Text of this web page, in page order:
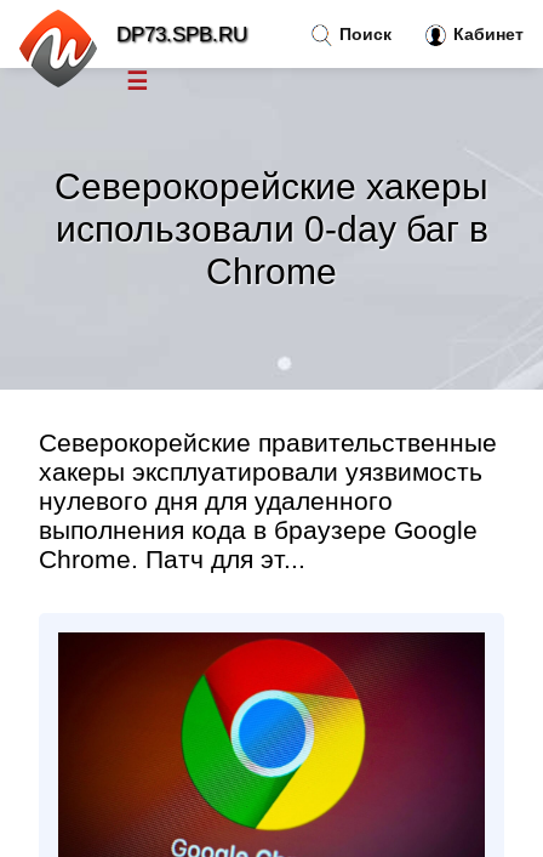
Северокорейские хакеры
использовали 0-day баг в
Chrome
Северокорейские правительственные
хакеры эксплуатировали уязвимость
нулевого дня для удаленного
выполнения кода в браузере Google
Chrome. Патч для эт...
Поиск Кабинет
DP73.SPB.RU
☰
Тренды новостей»